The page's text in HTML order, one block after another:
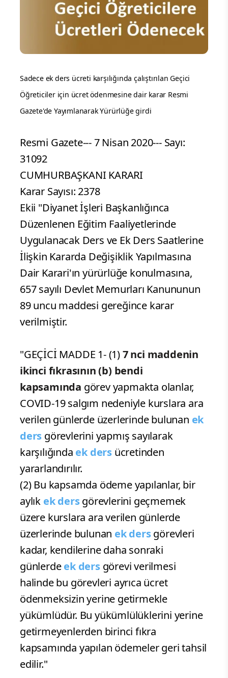
Sadece ek ders ücreti karşılığında çalıştırılan Geçici
Öğreticiler için ücret ödenmesine dair karar Resmi
Gazete'de Yayımlanarak Yürürlüğe girdi
Resmi Gazete--- 7 Nisan 2020--- Sayı:
31092
CUMHURBAŞKANI KARARI
Karar Sayısı: 2378
Ekii "Diyanet İşleri Başkanlığınca
Düzenlenen Eğitim Faaliyetlerinde
Uygulanacak Ders ve Ek Ders Saatlerine
İlişkin Kararda Değişiklik Yapılmasına
Dair Karari'ın yürürlüğe konulmasına,
657 sayılı Devlet Memurları Kanununun
89 uncu maddesi gereğince karar
verilmiştir.
"GEÇİCİ MADDE 1- (1)7 nci maddenin
ikinci fıkrasının (b) bendi
kapsamında görev yapmakta olanlar,
COVID-19 salgım nedeniyle kurslara ara
verilen günlerde üzerlerinde bulunan ek
ders görevlerini yapmış sayılarak
karşılığında ek ders ücretinden
yararlandırılır.
(2) Bu kapsamda ödeme yapılanlar, bir
aylık ek dersgörevlerini geçmemek
üzere kurslara ara verilen günlerde
üzerlerinde bulunan ek dersgörevleri
kadar, kendilerine daha sonraki
günlerdeek dersgörevi verilmesi
halinde bu görevleri ayrıca ücret
ödenmeksizin yerine getirmekle
yükümlüdür. Bu yükümlülüklerini yerine
getirmeyenlerden birinci fıkra
kapsamında yapılan ödemeler geri tahsil
edilir."